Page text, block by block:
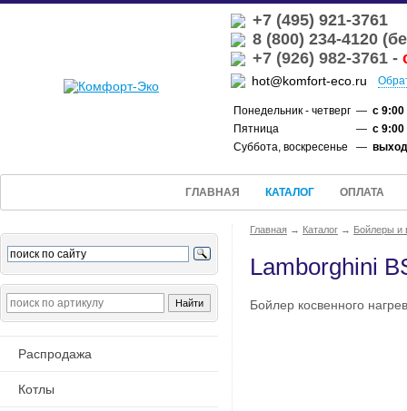
+7 (495) 921-3761
8 (800) 234-4120
+7 (926) 982-3761 -
hot@komfort-eco.ru
Понедельник - четверг — с 9:00
Пятница
— с 9:00
Суббота, воскресенье
—
ГЛАВНАЯ КАТАЛОГ ОПЛАТА
Распродажа
Котлы
Главная → Каталог → Бойлеры и
Lamborghini
Бойлер косвенного